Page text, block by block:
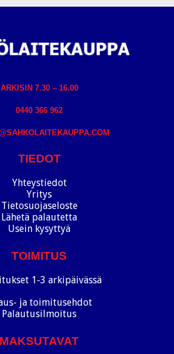
ARKISIN 7.30 – 16.00
0440 366 962
TIEDOT
Yhteystiedot
Yritys
Tietosuojaseloste
Lähetä palautetta
Usein kysyttyä
TOIMITUS
1-3 arkipäivässä
ja toimitusehdot
Palautusilmoitus
MAKSUTAVAT